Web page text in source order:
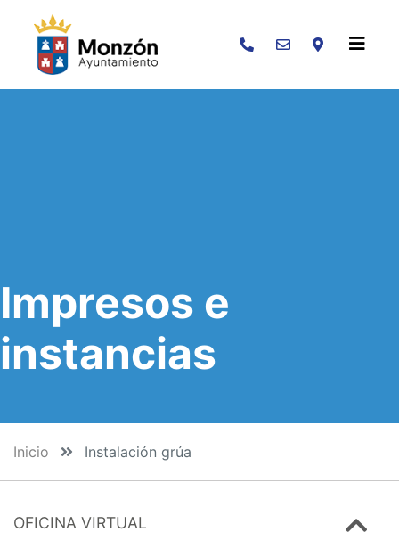
Buscar
Impresos e
instancias
Inicio Instalación grúa
OFICINA VIRTUAL